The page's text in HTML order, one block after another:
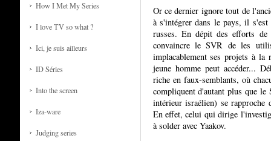
How I Met My Series
I love TV so what ?
Ici, je suis ailleurs
ID Séries
Into the screen
Iza-ware
Judging series
Or ce dernier ignore tout de
à s'intégrer dans le pays, il
russes. En dépit des efforts
convaincre le SVR de les
implacablement ses projets à la
jeune homme peut accéder...
riche en faux-semblants, où
compliquent d'autant plus que
intérieur israélien) se rapproche
En effet, celui qui dirige
à solder avec Yaakov.